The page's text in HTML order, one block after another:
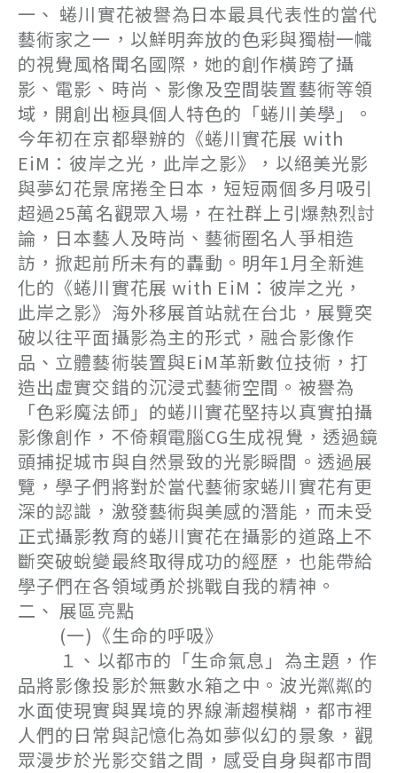
一、 蜷川實花被譽為日本最具代表性的當代
藝術家之一，以鮮明奔放的色彩與獨樹一幟
的視覺風格聞名國際，她的創作橫跨了攝
影、電影、時尚、影像及空間裝置藝術等領
域，開創出極具個人特色的「蜷川美學」。
今年初在京都舉辦的《蜷川實花展 with
EiM：彼岸之光，此岸之影》，以絕美光影
與夢幻花景席捲全日本，短短兩個多月吸引
超過25萬名觀眾入場，在社群上引爆熱烈討
論，日本藝人及時尚、藝術圈名人爭相造
訪，掀起前所未有的轟動。明年1月全新進
化的《蜷川實花展 with EiM：彼岸之光，
此岸之影》海外移展首站就在台北，展覽突
破以往平面攝影為主的形式，融合影像作
品、立體藝術裝置與EiM革新數位技術，打
造出虛實交錯的沉浸式藝術空間。被譽為
「色彩魔法師」的蜷川實花堅持以真實拍攝
影像創作，不倚賴電腦CG生成視覺，透過鏡
頭捕捉城市與自然景致的光影瞬間。透過展
覽，學子們將對於當代藝術家蜷川實花有更
深的認識，激發藝術與美感的潛能，而未受
正式攝影教育的蜷川實花在攝影的道路上不
斷突破蛻變最終取得成功的經歷，也能帶給
學子們在各領域勇於挑戰自我的精神。
二、 展區亮點
(一)《生命的呼吸》
１、以都市的「生命氣息」為主題，作
品將影像投影於無數水箱之中。波光粼粼的
水面使現實與異境的界線漸趨模糊，都市裡
人們的日常與記憶化為如夢似幻的景象，觀
眾漫步於光影交錯之間，感受自身與都市間